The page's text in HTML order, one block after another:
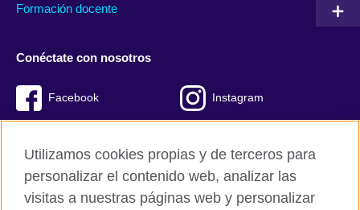
Formación docente
Conéctate con nosotros
Facebook Instagram
Utilizamos cookies propias y de terceros para
personalizar el contenido web, analizar las
visitas a nuestras páginas web y personalizar